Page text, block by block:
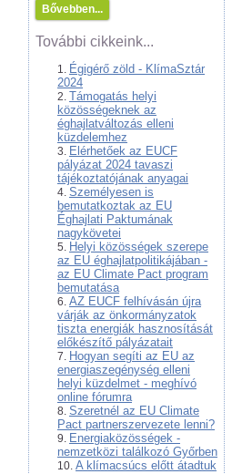
Bővebben...
További cikkeink...
Égigérő zöld - KlímaSztár
2024
Támogatás helyi
közösségeknek az
éghajlatváltozás elleni
küzdelemhez
Elérhetőek az EUCF
pályázat 2024 tavaszi
tájékoztatójának anyagai
Személyesen is
bemutatkoztak az EU
Éghajlati Paktumának
nagykövetei
Helyi közösségek szerepe
az EU éghajlatpolitikájában -
az EU Climate Pact program
bemutatása
AZ EUCF felhívásán újra
várják az önkormányzatok
tiszta energiák hasznosítását
előkészítő pályázatait
Hogyan segíti az EU az
energiaszegénység elleni
helyi küzdelmet - meghívó
online fórumra
Szeretnél az EU Climate
Pact partnerszervezete lenni?
Energiaközösségek -
nemzetközi találkozó Győrben
A klímacsúcs előtt átadtuk